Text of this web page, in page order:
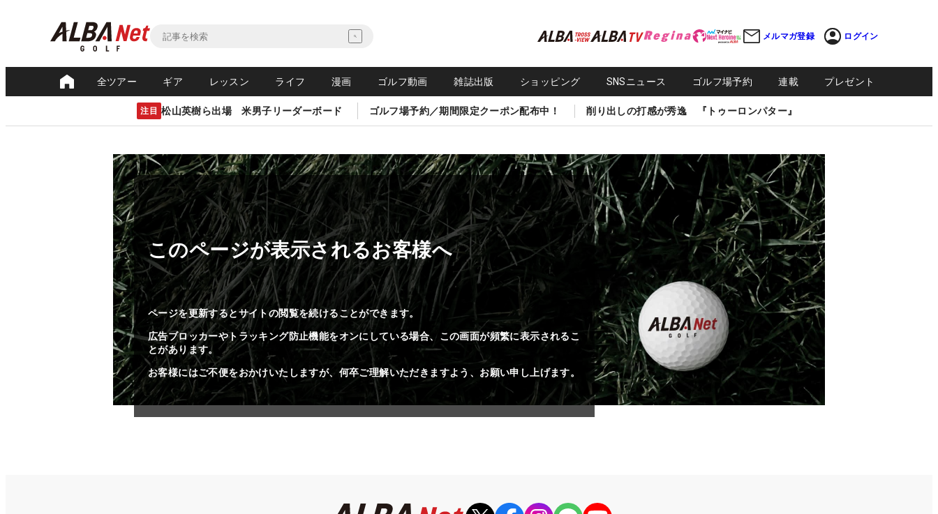
メルマガ登録 ログイン
全ツアー ギア レッスン ライフ 漫画 ゴルフ動画 雑誌出版 ショッピング SNSニュース ゴルフ場予約 連載 プレゼント
注目 松山英樹ら出場 米男子リーダーボード ゴルフ場予約／期間限定クーポン配布中！ 削り出しの打感が秀逸 『トゥーロンパター』
このページが表示されるお客様へ
ページを更新するとサイトの閲覧を続けることができます。
広告ブロッカーやトラッキング防止機能をオンにしている場合、この画面が頻繁に表示されるこ
とがあります。
お客様にはご不便をおかけいたしますが、何卒ご理解いただきますよう、お願い申し上げます。